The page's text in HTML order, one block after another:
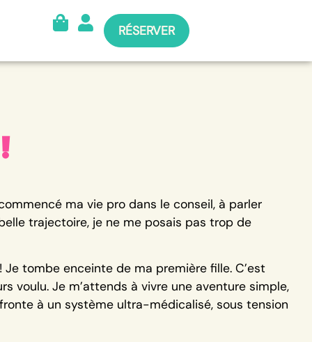
RÉSERVER
ma vie pro dans le conseil, à parler
trajectoire, je ne me posais pas trop de
Je tombe enceinte de ma première fille. C’est
voulu. Je m’attends à vivre une aventure simple,
à un système ultra-médicalisé, sous tension